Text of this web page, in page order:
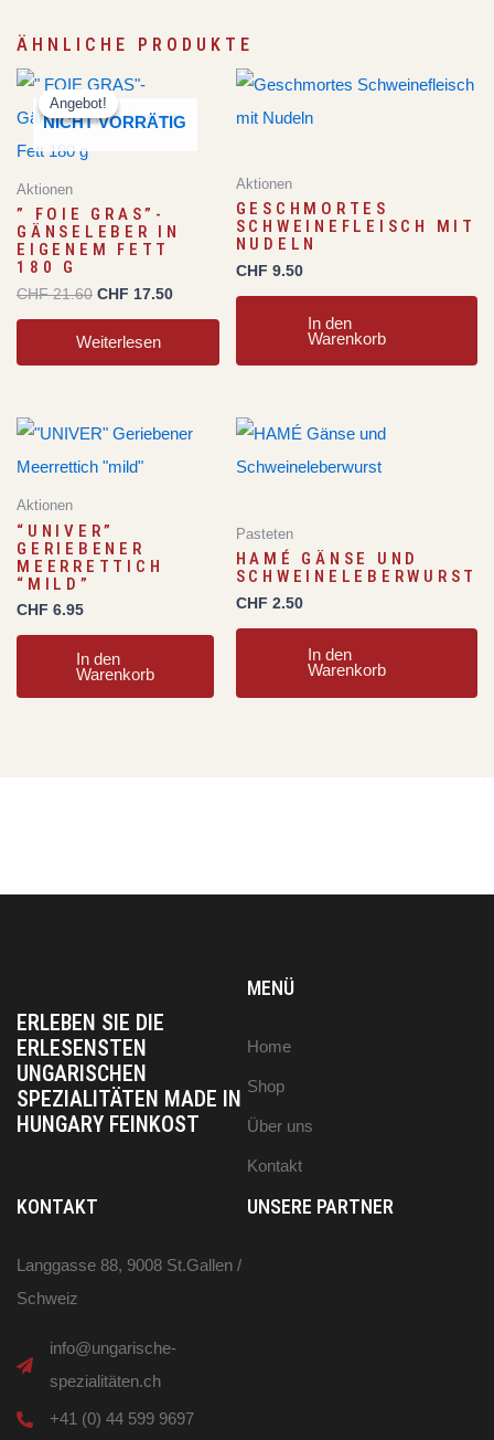
ÄHNLICHE PRODUKTE
Angebot!
NICHT VORRÄTIG
Angebot!
Aktionen
” FOIE GRAS”-
GÄNSELEBER IN
EIGENEM FETT
180 G
CHF21.60
Ursprünglicher
Preis
war:
CHF 21.60
CHF 17.50
Aktueller
ist:
CHF 17.50.
Weiterlesen
Aktionen
GESCHMORTES
SCHWEINEFLEISCH MIT
NUDELN
CHF 9.50
In den
Warenkorb
Aktionen
“UNIVER”
GERIEBENER
MEERRETTICH
“MILD”
CHF 6.95
In den
Warenkorb
Pasteten
HAMÉ GÄNSE UND
SCHWEINELEBERWURST
CHF 2.50
In den
Warenkorb
ERLEBEN SIE DIE
ERLESENSTEN
UNGARISCHEN
SPEZIALITÄTEN MADE IN
HUNGARY FEINKOST
MENÜ
Home
Shop
Über uns
Kontakt
KONTAKT
Langgasse 88, 9008 St.Gallen /
Schweiz
info@ungarische-
spezialitäten.ch
+41 (0) 44 599 9697
UNSERE PARTNER